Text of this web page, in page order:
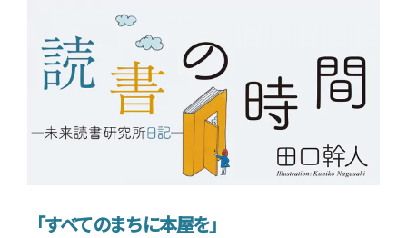
「すべてのまちに本屋を」